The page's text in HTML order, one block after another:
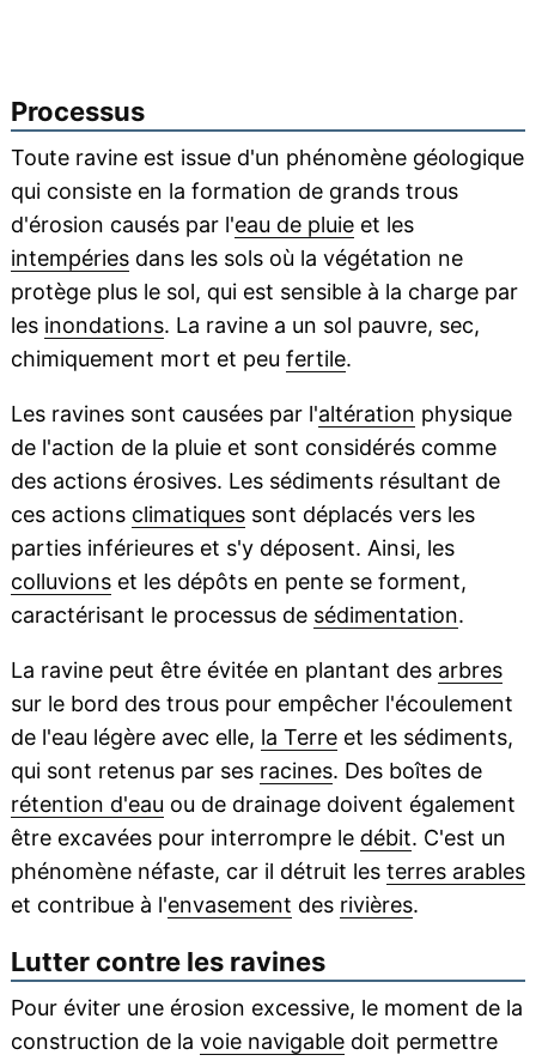
Processus
Toute ravine est issue d'un phénomène géologique
qui consiste en la formation de grands trous
d'érosion causés par l'eau de pluieet les
intempériesdans les sols où la végétation ne
protège plus le sol, qui est sensible à la charge par
les inondations. La ravine a un sol pauvre, sec,
chimiquement mort et peu fertile.
Les ravines sont causées par l'altération physique
de l'action de la pluie et sont considérés comme
des actions érosives. Les sédiments résultant de
ces actions climatiquessont déplacés vers les
parties inférieures et s'y déposent. Ainsi, les
colluvionset les dépôts en pente se forment,
caractérisant le processus de sédimentation.
La ravine peut être évitée en plantant des arbres
sur le bord des trous pour empêcher l'écoulement
de l'eau légère avec elle, la Terreet les sédiments,
qui sont retenus par ses racines. Des boîtes de
rétention d'eau ou de drainage doivent également
être excavées pour interrompre le débit. C'est un
phénomène néfaste, car il détruit les terres arables
et contribue à l'envasement des rivières.
Lutter contre les ravines
Pour éviter une érosion excessive, le moment de la
construction de la voie navigabledoit permettre